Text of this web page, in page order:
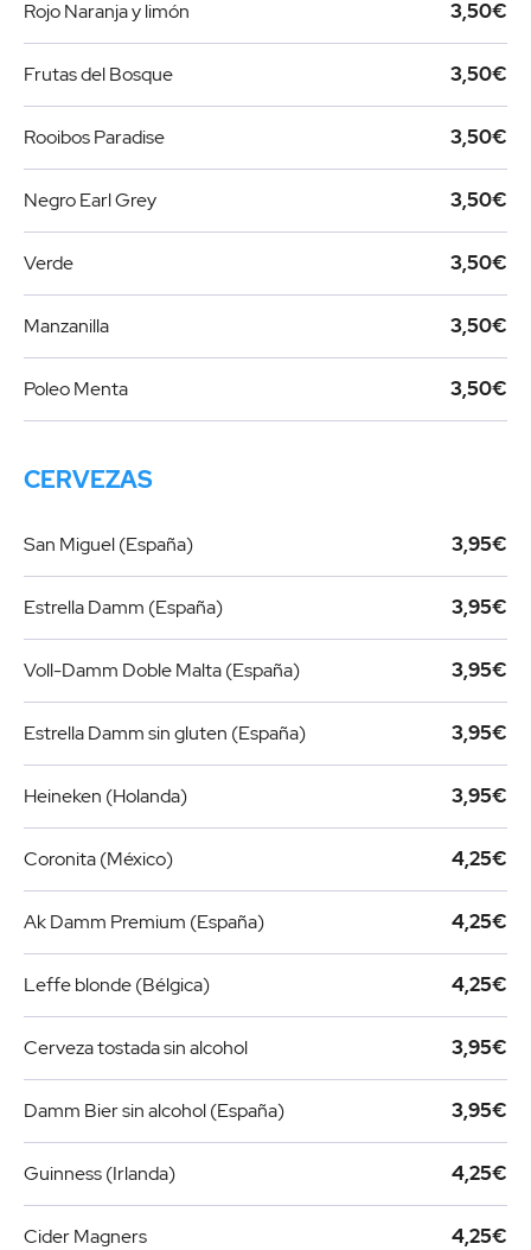
Rojo Naranja y limón 3,50€
Frutas del Bosque 3,50€
Rooibos Paradise 3,50€
Negro Earl Grey 3,50€
Verde 3,50€
Manzanilla 3,50€
Poleo Menta 3,50€
CERVEZAS
San Miguel (España) 3,95€
Estrella Damm (España) 3,95€
Voll-Damm Doble Malta (España) 3,95€
Estrella Damm sin gluten (España) 3,95€
Heineken (Holanda) 3,95€
Coronita (México) 4,25€
Ak Damm Premium (España) 4,25€
Leffe blonde (Bélgica) 4,25€
Cerveza tostada sin alcohol 3,95€
Damm Bier sin alcohol (España) 3,95€
Guinness (Irlanda) 4,25€
Cider Magners 4,25€